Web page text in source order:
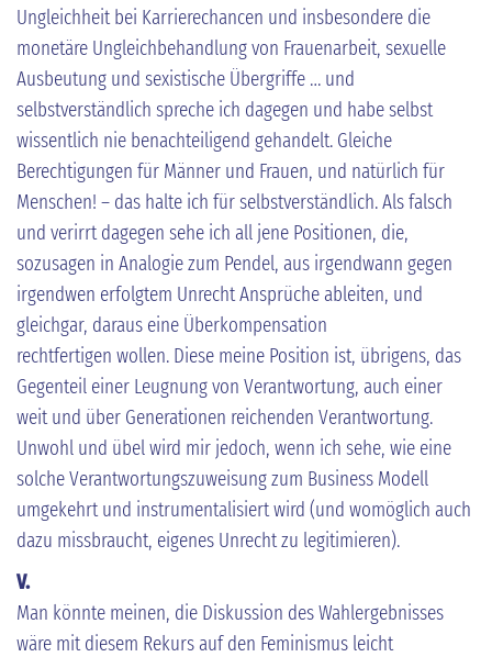
Ungleichheit bei Karrierechancen und insbesondere die
monetäre Ungleichbehandlung von Frauenarbeit, sexuelle
Ausbeutung und sexistische Übergriffe … und
selbstverständlich spreche ich dagegen und habe selbst
wissentlich nie benachteiligend gehandelt. Gleiche
Berechtigungen für Männer und Frauen, und natürlich für
Menschen! – das halte ich für selbstverständlich. Als falsch
und verirrt dagegen sehe ich all jene Positionen, die,
sozusagen in Analogie zum Pendel, aus irgendwann gegen
irgendwen erfolgtem Unrecht Ansprüche ableiten, und
gleichgar, daraus eine Überkompensation
rechtfertigen wollen. Diese meine Position ist, übrigens, das
Gegenteil einer Leugnung von Verantwortung, auch einer
weit und über Generationen reichenden Verantwortung.
Unwohl und übel wird mir jedoch, wenn ich sehe, wie eine
solche Verantwortungszuweisung zum Business Modell
umgekehrt und instrumentalisiert wird (und womöglich auch
dazu missbraucht, eigenes Unrecht zu legitimieren).
V.
Man könnte meinen, die Diskussion des Wahlergebnisses
wäre mit diesem Rekurs auf den Feminismus leicht